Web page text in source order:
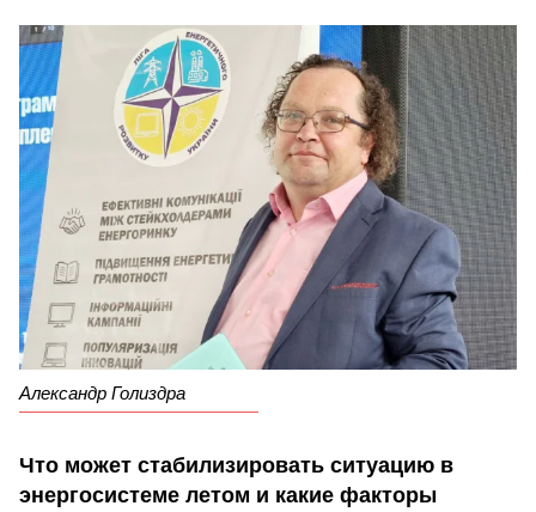
Александр Голиздра
Что может стабилизировать ситуацию в
энергосистеме летом и какие факторы